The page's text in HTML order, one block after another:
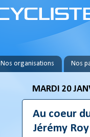
Nos organisations Nos
MARDI 20
Au coeur
Jérémy